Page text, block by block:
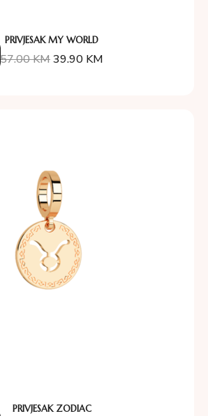
PRIVJESAK MY WORLD
57.00KM39.90 KM
PRIVJESAK ZODIAC